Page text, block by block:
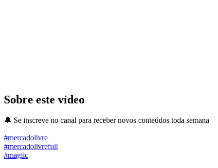
Sobre este vídeo
🔔 Se inscreve no canal para receber novos conteúdos toda semana
#mercadolivre
#mercadolivrefull
#magiic